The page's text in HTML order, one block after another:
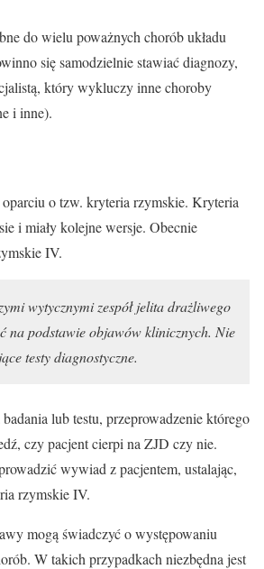
do wielu poważnych chorób układu
się samodzielnie stawiać diagnozy,
który wykluczy inne choroby
i inne).
o tzw. kryteria rzymskie. Kryteria
i miały kolejne wersje. Obecnie
IV.
wytycznymi zespół jelita drażliwego
na podstawie objawów klinicznych. Nie
testy diagnostyczne.
lub testu, przeprowadzenie którego
czy pacjent cierpi na ZJD czy nie.
wywiad z pacjentem, ustalając,
rzymskie IV.
mogą świadczyć o występowaniu
W takich przypadkach niezbędna jest